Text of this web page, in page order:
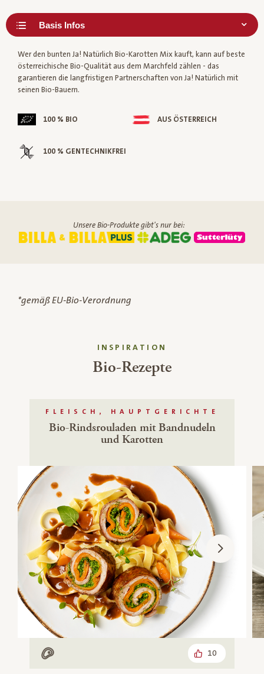
Wer den bunten Ja! Natürlich Bio-Karotten Mix kauft, kann auf beste
österreichische Bio-Qualität aus dem Marchfeld zählen - das
garantieren die langfristigen Partnerschaften von Ja! Natürlich mit
seinen Bio-Bauern.
100 % BIO AUS ÖSTERREICH
100 % GENTECHNIKFREI
Unsere Bio-Produkte gibt's nur bei:
*gemäß EU-Bio-Verordnung
INSPIRATION
Bio-Rezepte
FLEISCH, HAUPTGERICHTE
Bio-Rindsrouladen mit Bandnudeln
und Karotten
Mit Fleisch 10